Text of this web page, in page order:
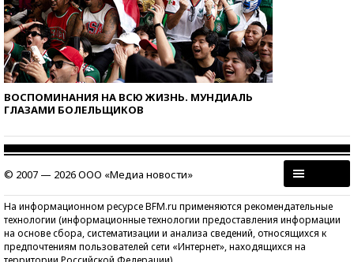
ВОСПОМИНАНИЯ НА ВСЮ ЖИЗНЬ. МУНДИАЛЬ
ГЛАЗАМИ БОЛЕЛЬЩИКОВ
© 2007 — 2026 ООО «Медиа новости»
На информационном ресурсе BFM.ru применяются рекомендательные
технологии (информационные технологии предоставления информации
на основе сбора, систематизации и анализа сведений, относящихся к
предпочтениям пользователей сети «Интернет», находящихся на